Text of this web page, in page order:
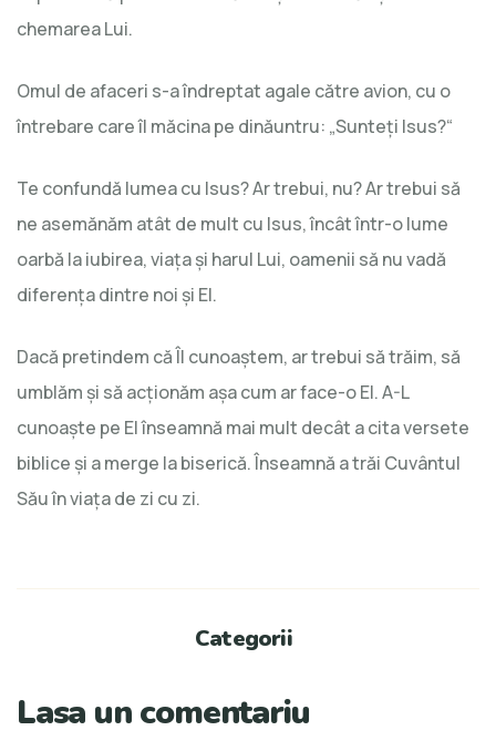
chemarea Lui.
Omul de afaceri s-a îndreptat agale către avion, cu o
întrebare care îl măcina pe dinăuntru: „Sunteți Isus?“
Te confundă lumea cu Isus? Ar trebui, nu? Ar trebui să
ne asemănăm atât de mult cu Isus, încât într-o lume
oarbă la iubirea, viața și harul Lui, oamenii să nu vadă
diferența dintre noi și El.
Dacă pretindem că Îl cunoaștem, ar trebui să trăim, să
umblăm și să acționăm așa cum ar face-o El. A-L
cunoaște pe El înseamnă mai mult decât a cita versete
biblice și a merge la biserică. Înseamnă a trăi Cuvântul
Său în viața de zi cu zi.
Categorii
Lasa un comentariu